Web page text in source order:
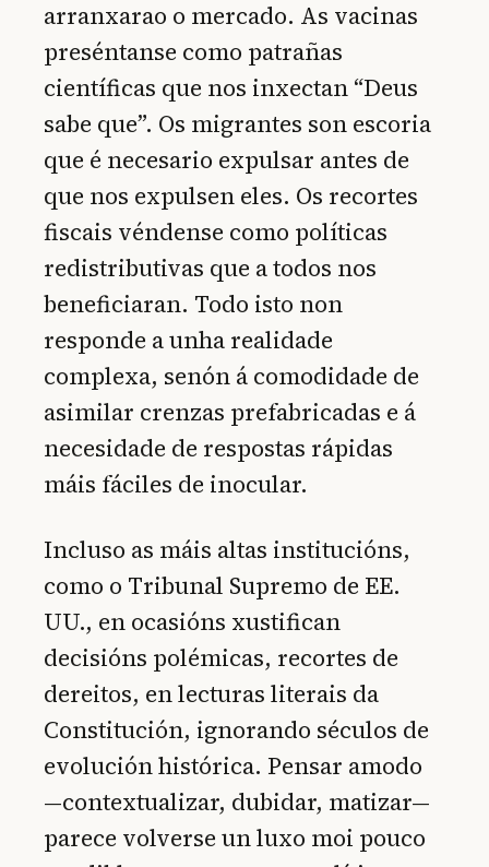
arranxarao o mercado. As vacinas
preséntanse como patrañas
científicas que nos inxectan “Deus
sabe que”. Os migrantes son escoria
que é necesario expulsar antes de
que nos expulsen eles. Os recortes
fiscais véndense como políticas
redistributivas que a todos nos
beneficiaran. Todo isto non
responde a unha realidade
complexa, senón á comodidade de
asimilar crenzas prefabricadas e á
necesidade de respostas rápidas
máis fáciles de inocular.
Incluso as máis altas institucións,
como o Tribunal Supremo de EE.
UU., en ocasións xustifican
decisións polémicas, recortes de
dereitos, en lecturas literais da
Constitución, ignorando séculos de
evolución histórica. Pensar amodo
—contextualizar, dubidar, matizar—
parece volverse un luxo moi pouco